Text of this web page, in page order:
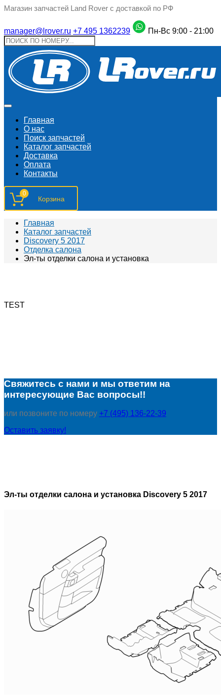
Магазин запчастей Land Rover с доставкой по РФ
manager@lrover.ru +7 495 1362239 Пн-Вс 9:00 - 21:00
Главная
О нас
Поиск запчастeй
Каталог запчастей
Доставка
Оплата
Контакты
0
Главная
Каталог запчастей
Discovery 5 2017
Отделка салона
Эл-ты отделки салона и установка
TEST
Свяжитесь с нами и мы ответим на
интересующие Вас вопросы!!
или позвоните по номеру +7 (495) 136-22-39
Оставить заявку!
Эл-ты отделки салона и установка Discovery 5 2017